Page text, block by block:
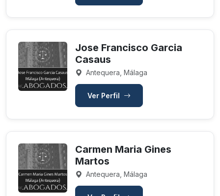
Jose Francisco Garcia
Casaus
Antequera, Málaga
Ver Perfil
Carmen Maria Gines
Martos
Antequera, Málaga